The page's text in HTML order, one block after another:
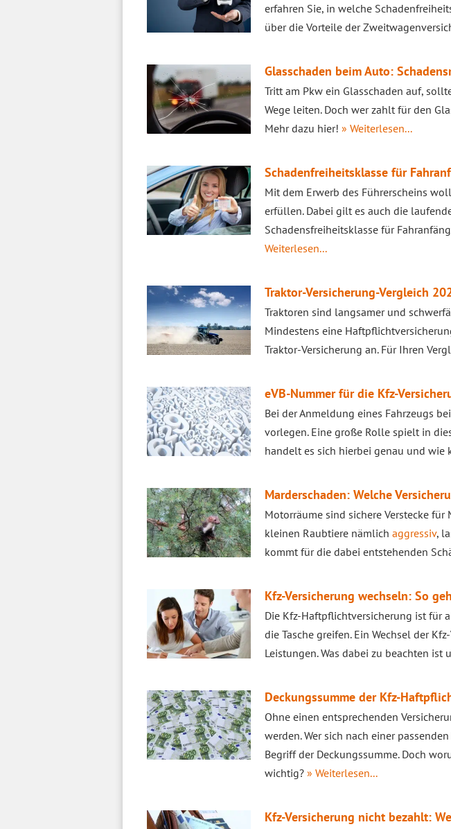
erfahren Sie, in welche
über die Vorteile der
Glasschaden beim Auto:
Tritt am Pkw ein Glasschaden auf,
Wege leiten. Doch wer zahlt für den
Mehr dazu hier! » Weiterlesen...
Schadenfreiheitsklasse für
Mit dem Erwerb des Führerscheins
erfüllen. Dabei gilt es auch die
Schadensfreiheitsklasse für
Weiterlesen...
Traktor-Versicherung-Vergleich
Traktoren sind langsamer und
Mindestens eine
Traktor-Versicherung an. Für Ihren
eVB-Nummer für die Kfz-
Bei der Anmeldung eines Fahrzeugs
vorlegen. Eine große Rolle spielt in
handelt es sich hierbei genau und wie
Marderschaden: Welche
Motorräume sind sichere Verstecke für
kleinen Raubtiere nämlich aggressiv,
kommt für die dabei entstehenden
Kfz-Versicherung wechseln: So
Die Kfz-Haftpflichtversicherung ist für
die Tasche greifen. Ein Wechsel der
Leistungen. Was dabei zu beachten
Deckungssumme der Kfz-
Ohne einen entsprechenden
werden. Wer sich nach einer
Begriff der Deckungssumme. Doch
wichtig? » Weiterlesen...
Kfz-Versicherung nicht bezahlt: